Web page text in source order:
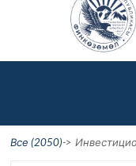
Все (2050)->